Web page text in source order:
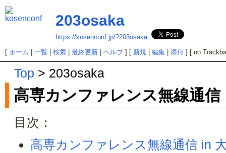
203osaka
https://kosenconf.jp/?203osaka
[ ホーム 一覧 検索| 最終更新| ヘルプ] [ 新規| 編集| 添付] [ no
Top > 203osaka
高専カンファレンス無線通
目次：
高専カンファレンス無線通信 in